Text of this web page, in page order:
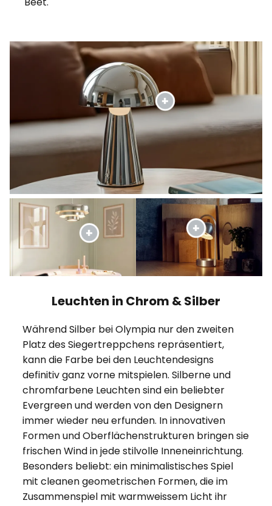
Leuchten in Chrom & Silber
Während Silber bei Olympia nur den zweiten
Platz des Siegertreppchens repräsentiert,
kann die Farbe bei den Leuchtendesigns
definitiv ganz vorne mitspielen. Silberne und
chromfarbene Leuchten sind ein beliebter
Evergreen und werden von den Designern
immer wieder neu erfunden. In innovativen
Formen und Oberflächenstrukturen bringen sie
frischen Wind in jede stilvolle Inneneinrichtung.
Besonders beliebt: ein minimalistisches Spiel
mit cleanen geometrischen Formen, die im
Zusammenspiel mit warmweissem Licht ihr